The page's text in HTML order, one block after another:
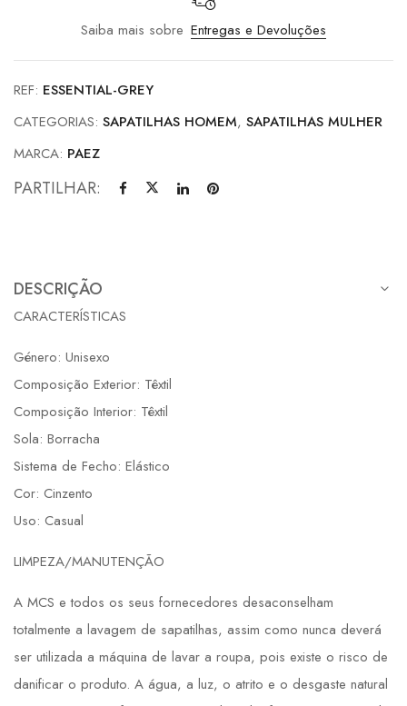
Saiba mais sobre Entregas e Devoluções
REF: ESSENTIAL-GREY
CATEGORIAS: SAPATILHAS HOMEM, SAPATILHAS MULHER
MARCA: PAEZ
PARTILHAR:
DESCRIÇÃO
CARACTERÍSTICAS
Género: Unisexo
Composição Exterior: Têxtil
Composição Interior: Têxtil
Sola: Borracha
Sistema de Fecho: Elástico
Cor: Cinzento
Uso: Casual
LIMPEZA/MANUTENÇÃO
A MCS e todos os seus fornecedores desaconselham
totalmente a lavagem de sapatilhas, assim como nunca deverá
ser utilizada a máquina de lavar a roupa, pois existe o risco de
danificar o produto. A água, a luz, o atrito e o desgaste natural